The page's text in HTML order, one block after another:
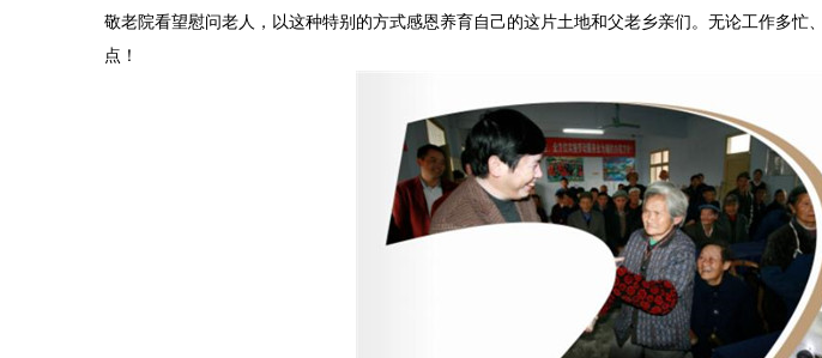
敬老院看望慰问老人，以这种特别的方式感恩养育自己的这片土地和父老乡亲们。无论工作多
点！